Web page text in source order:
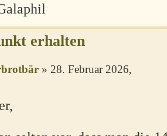
erhalten
» 28. Februar 2026,